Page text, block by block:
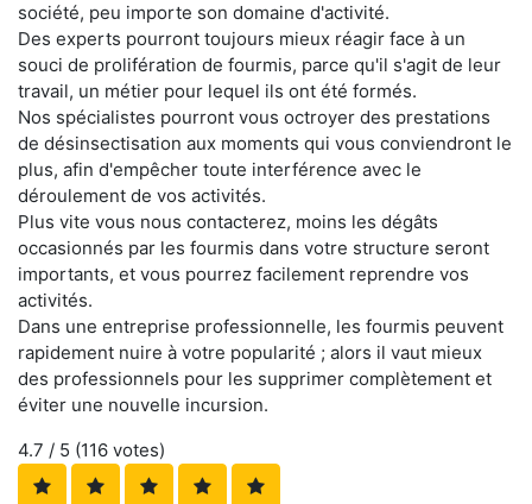
société, peu importe son domaine d'activité.
Des experts pourront toujours mieux réagir face à un
souci de prolifération de fourmis, parce qu'il s'agit de leur
travail, un métier pour lequel ils ont été formés.
Nos spécialistes pourront vous octroyer des prestations
de désinsectisation aux moments qui vous conviendront le
plus, afin d'empêcher toute interférence avec le
déroulement de vos activités.
Plus vite vous nous contacterez, moins les dégâts
occasionnés par les fourmis dans votre structure seront
importants, et vous pourrez facilement reprendre vos
activités.
Dans une entreprise professionnelle, les fourmis peuvent
rapidement nuire à votre popularité ; alors il vaut mieux
des professionnels pour les supprimer complètement et
éviter une nouvelle incursion.
4.7 / 5 (116 votes)